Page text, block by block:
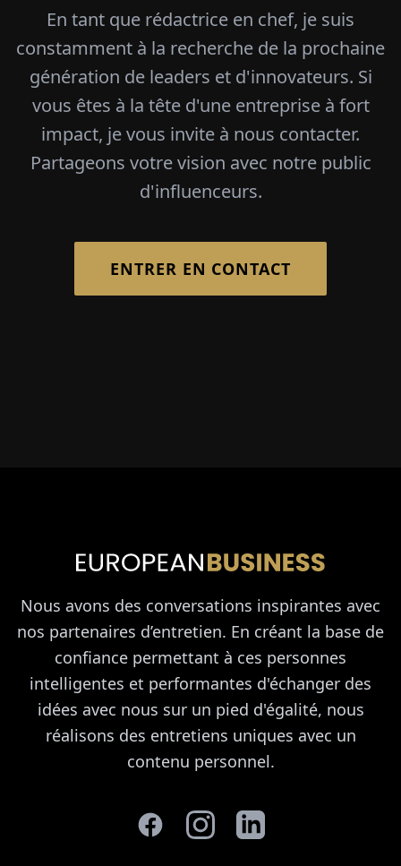
En tant que rédactrice en chef, je suis
constamment à la recherche de la prochaine
génération de leaders et d'innovateurs. Si
vous êtes à la tête d'une entreprise à fort
impact, je vous invite à nous contacter.
Partageons votre vision avec notre public
d'influenceurs.
ENTRER EN CONTACT
Nous avons des conversations inspirantes avec
nos partenaires d’entretien. En créant la base de
confiance permettant à ces personnes
intelligentes et performantes d'échanger des
idées avec nous sur un pied d'égalité, nous
réalisons des entretiens uniques avec un
contenu personnel.